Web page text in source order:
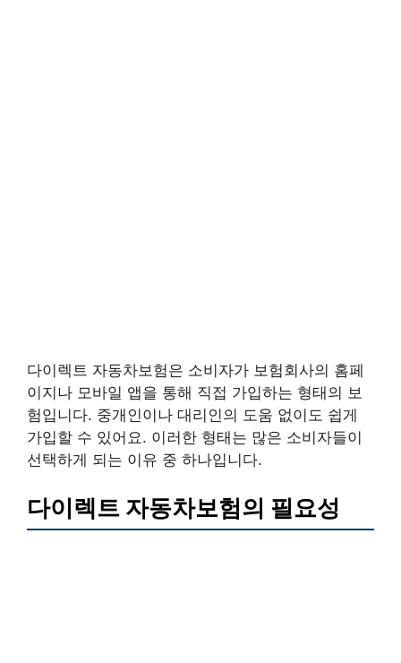
다이렉트 자동차보험은 소비자가 보험회사의 홈페
이지나 모바일 앱을 통해 직접 가입하는 형태의 보
험입니다. 중개인이나 대리인의 도움 없이도 쉽게
가입할 수 있어요. 이러한 형태는 많은 소비자들이
선택하게 되는 이유 중 하나입니다.
다이렉트 자동차보험의 필요성